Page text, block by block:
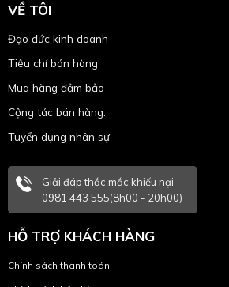
VỀ TÔI
Đạo đức kinh doanh
Tiêu chí bán hàng
Mua hàng đảm bảo
Cộng tác bán hàng.
Tuyển dụng nhân sự
Giải đáp thắc mắc khiếu nại
0981 443 555(8h00 - 20h00)
HỖ TRỢ KHÁCH HÀNG
Chính sách thanh toán